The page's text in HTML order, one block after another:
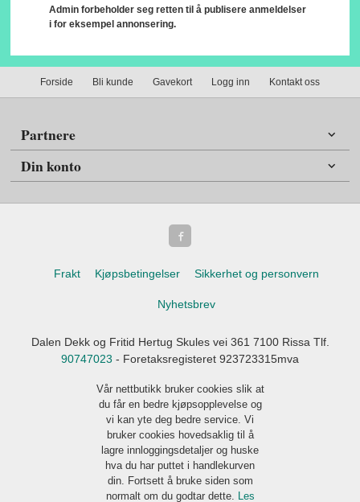
Admin forbeholder seg retten til å publisere anmeldelser
i for eksempel annonsering.
Forside Bli kunde Gavekort Logg inn Kontakt oss
Partnere
Din konto
Frakt Kjøpsbetingelser Sikkerhet og personvern
Nyhetsbrev
Dalen Dekk og Fritid Hertug Skules vei 361 7100 Rissa Tlf.
90747023 - Foretaksregisteret 923723315mva
Vår nettbutikk bruker cookies slik at
du får en bedre kjøpsopplevelse og
vi kan yte deg bedre service. Vi
bruker cookies hovedsaklig til å
lagre innloggingsdetaljer og huske
hva du har puttet i handlekurven
din. Fortsett å bruke siden som
normalt om du godtar dette. Les